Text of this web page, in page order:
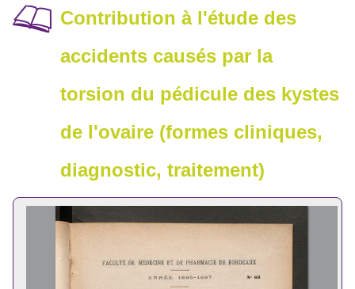
Contribution à l'étude des
accidents causés par la
torsion du pédicule des kystes
de l'ovaire (formes cliniques,
diagnostic, traitement)